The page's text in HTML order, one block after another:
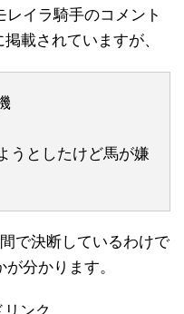
イラ騎手のコメント
載されていますが、
うとしたけど馬が嫌
で決断しているわけで
分かります。